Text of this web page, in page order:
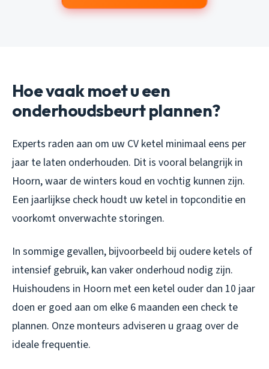
Hoe vaak moet u een
onderhoudsbeurt plannen?
Experts raden aan om uw CV ketel minimaal eens per
jaar te laten onderhouden. Dit is vooral belangrijk in
Hoorn, waar de winters koud en vochtig kunnen zijn.
Een jaarlijkse check houdt uw ketel in topconditie en
voorkomt onverwachte storingen.
In sommige gevallen, bijvoorbeeld bij oudere ketels of
intensief gebruik, kan vaker onderhoud nodig zijn.
Huishoudens in Hoorn met een ketel ouder dan 10 jaar
doen er goed aan om elke 6 maanden een check te
plannen. Onze monteurs adviseren u graag over de
ideale frequentie.